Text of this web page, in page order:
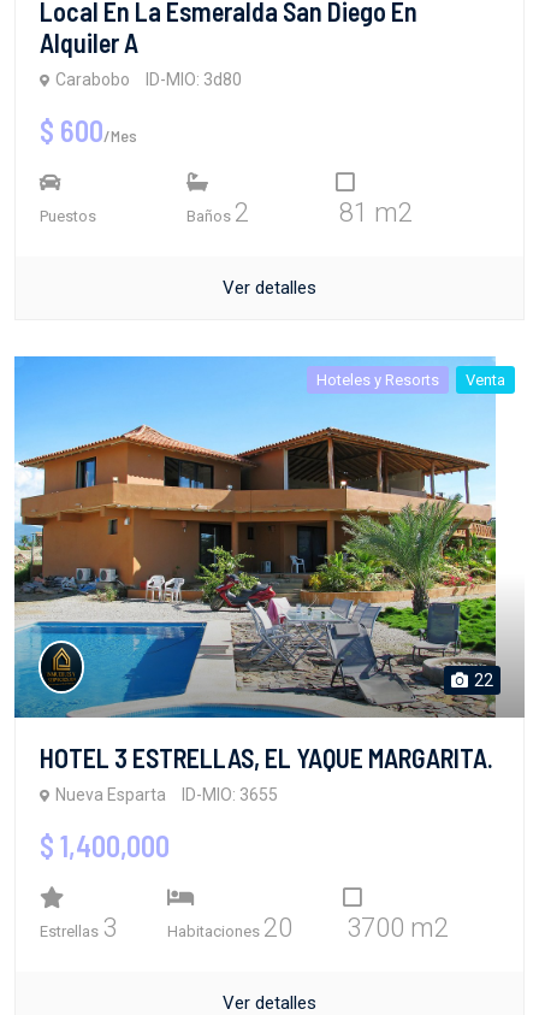
Local En La Esmeralda San Diego En
Alquiler A
Carabobo ID-MIO: 3d80
$ 600/Mes
Puestos Baños 2 81 m2
Ver detalles
Hoteles y Resorts Venta
22
HOTEL 3 ESTRELLAS, EL YAQUE MARGARITA.
Nueva Esparta ID-MIO: 3655
$ 1,400,000
Estrellas 3 Habitaciones 20 3700 m2
Ver detalles